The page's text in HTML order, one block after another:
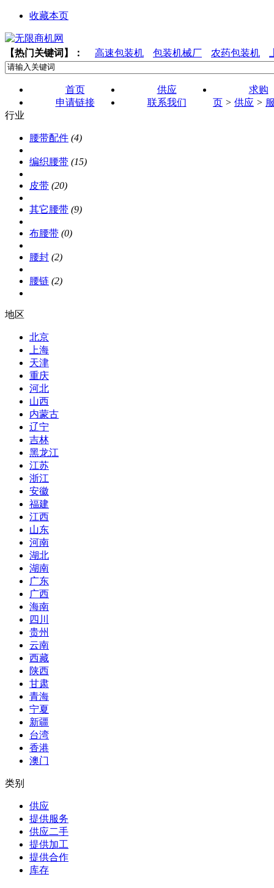
收藏本页
【热门关键词】： 高速包装机 包装机械厂 农药包装机
首页 供应
求购
申请链接
联系我们 页 > 供应 >
行业
腰带配件 (4)
编织腰带 (15)
皮带 (20)
其它腰带 (9)
布腰带 (0)
腰封 (2)
腰链 (2)
地区
北京
上海
天津
重庆
河北
山西
内蒙古
辽宁
吉林
黑龙江
江苏
浙江
安徽
福建
江西
山东
河南
湖北
湖南
广东
广西
海南
四川
贵州
云南
西藏
陕西
甘肃
青海
宁夏
新疆
台湾
香港
澳门
类别
供应
提供服务
供应二手
提供加工
提供合作
库存